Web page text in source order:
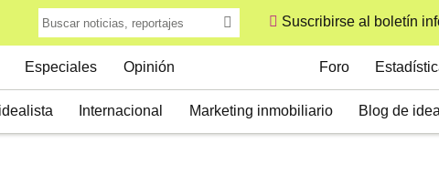
Suscribirse al boletín
Internacional Marketing inmobiliario Blog de
Especiales Opinión Foro